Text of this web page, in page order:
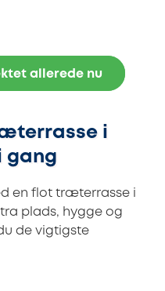
allerede nu
i
gang
en flot træterrasse i
plads, hygge og
de vigtigste